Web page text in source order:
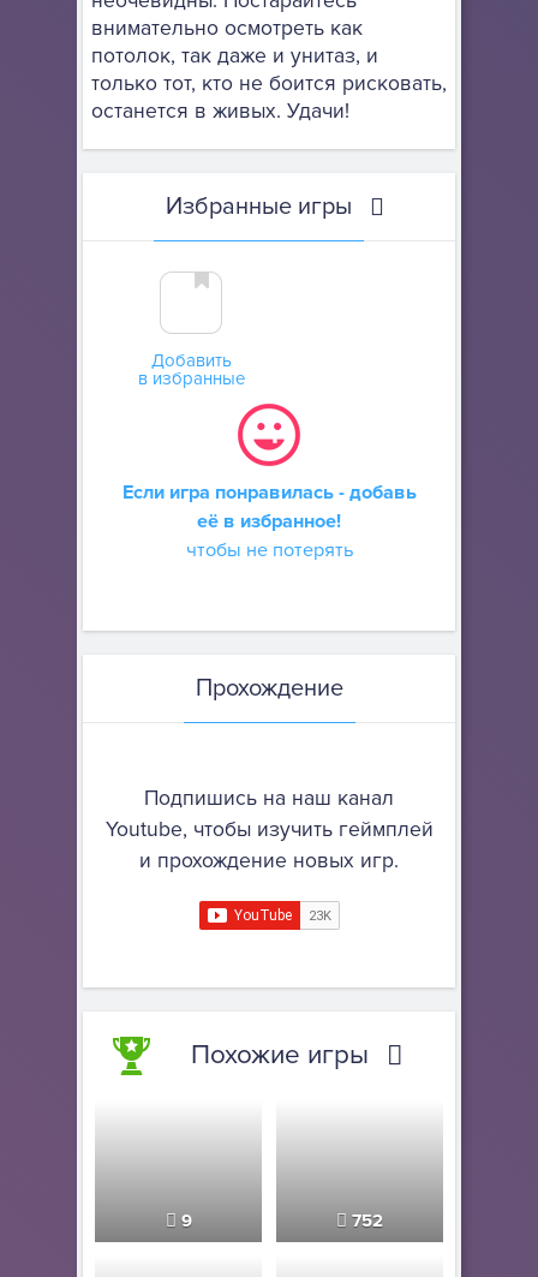
внимательно осмотреть как
потолок, так даже и унитаз, и
только тот, кто не боится рисковать,
останется в живых. Удачи!
Избранные игры
Добавить
в избранные
Если игра понравилась - добавь
её в избранное!
чтобы не потерять
Прохождение
Подпишись на наш канал
Youtube, чтобы изучить геймплей
и прохождение новых игр.
Похожие игры
9 752